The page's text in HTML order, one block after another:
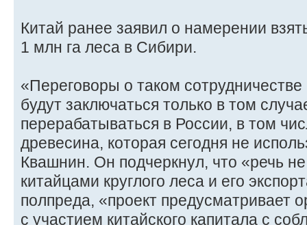
Китай ранее заявил о намерении
1 млн га леса в Сибири.
«Переговоры о таком
будут заключаться только в том
перерабатываться в России, в том
древесина, которая сегодня не
Квашнин. Он подчеркнул, что «речь
китайцами круглого леса и его
полпреда, «проект предусматривает
с участием китайского капитала с